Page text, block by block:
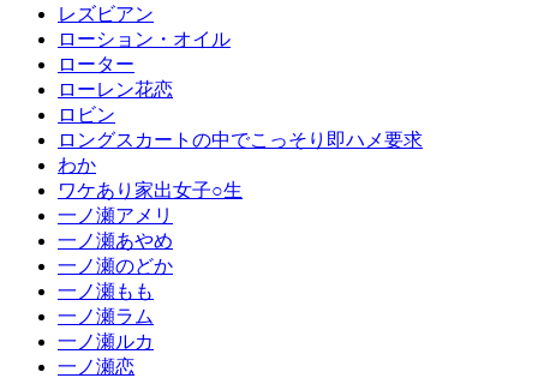
レズビアン
ローション・オイル
ローター
ローレン花恋
ロビン
ロングスカートの中でこっそり即ハメ要求
わか
ワケあり家出女子○生
一ノ瀬アメリ
一ノ瀬あやめ
一ノ瀬のどか
一ノ瀬もも
一ノ瀬ラム
一ノ瀬ルカ
一ノ瀬恋